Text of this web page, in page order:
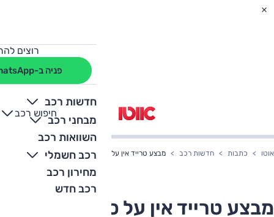
רוצים
פניה ב-WhatsApp
חדשות רכב
מבחני רכב
השוואות רכב
רכב חשמלי
מחירון רכב
רכב חדש
חיפוש רכב
+
-
אוטו כתבות חדשות רכב מבצע טרייד אין על סיטרואן C4 פיקאסו, כל הפרטים על מבצע 'חבר' החדש, הנחה על הונדה סיוויק ועוד